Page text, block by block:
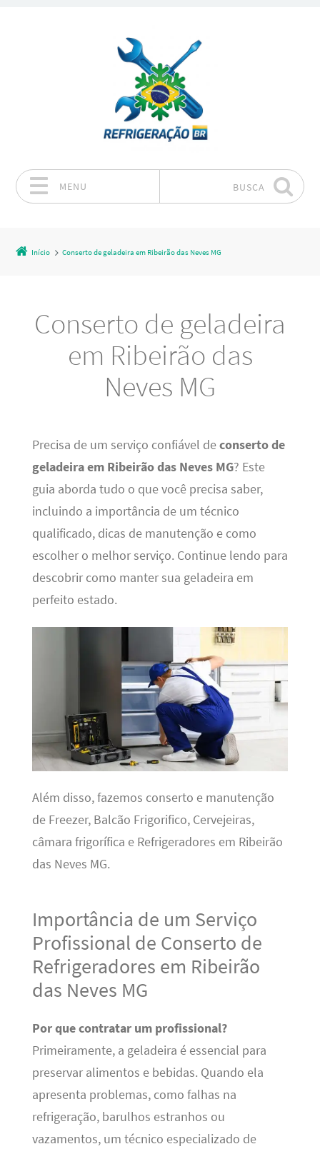
MENU BUSCA
Início Conserto de geladeira em Ribeirão das Neves MG
Conserto de geladeira
em Ribeirão das
Neves MG
Precisa de um serviço confiável deconserto de
geladeira em Ribeirão das Neves MG? Este
guia aborda tudo o que você precisa saber,
incluindo a importância de um técnico
qualificado, dicas de manutenção e como
escolher o melhor serviço. Continue lendo para
descobrir como manter sua geladeira em
perfeito estado.
Além disso, fazemos conserto e manutenção
de Freezer, Balcão Frigorifico, Cervejeiras,
câmara frigorífica e Refrigeradores em Ribeirão
das Neves MG.
Importância de um Serviço
Profissional de Conserto de
Refrigeradores em Ribeirão
das Neves MG
Por que contratar um profissional?
Primeiramente, a geladeira é essencial para
preservar alimentos e bebidas. Quando ela
apresenta problemas, como falhas na
refrigeração, barulhos estranhos ou
vazamentos, um técnico especializado de